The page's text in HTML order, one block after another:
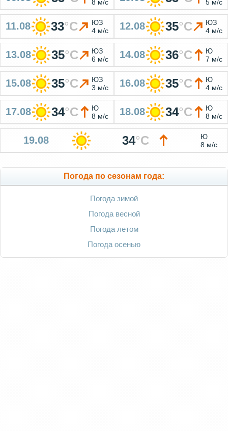
8 м/с
5 м/с
11.08 33°C
ЮЗ
4 м/с
12.08 35°C
ЮЗ
4 м/с
13.08 35°C
ЮЗ
6 м/с
14.08 36°C
Ю
7 м/с
15.08 35°C
ЮЗ
3 м/с
16.08 35°C
Ю
4 м/с
17.08 34°C
Ю
8 м/с
18.08 34°C
Ю
8 м/с
19.08 34°C
Ю
8 м/с
Погода по сезонам года:
Погода зимой
Погода весной
Погода летом
Погода осенью